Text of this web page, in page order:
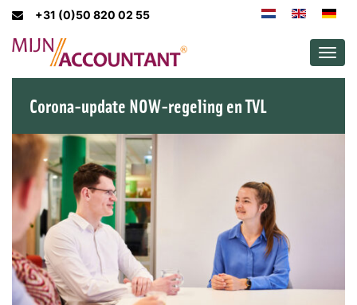
+31 (0)50 820 02 55
Corona-update NOW-regeling en TVL